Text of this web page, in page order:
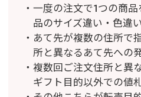
一度の注文で1つの商
品のサイズ違い・色違
あて先が複数の住所で
所と異なるあて先への
複数回ご注文住所と異
ギフト目的以外での値